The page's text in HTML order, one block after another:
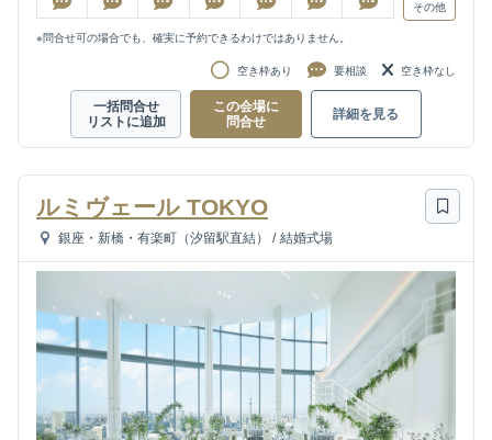
その他
※問合せ可の場合でも、確実に予約できるわけではありません。
空き枠あり 要相談 空き枠なし
一括問合せ
リストに追加
この会場に
問合せ
詳細を見る
ルミヴェール TOKYO
銀座・新橋・有楽町（汐留駅直結） / 結婚式場